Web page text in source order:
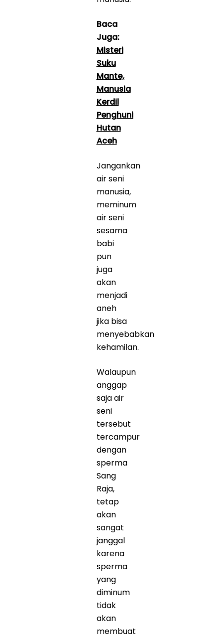
Baca
Juga:
Misteri
Suku
Mante,
Manusia
Kerdil
Penghuni
Hutan
Aceh
Jangankan
air seni
manusia,
meminum
air seni
sesama
babi
pun
juga
akan
menjadi
aneh
jika bisa
menyebabkan
kehamilan.
Walaupun
anggap
saja air
seni
tersebut
tercampur
dengan
sperma
Sang
Raja,
tetap
akan
sangat
janggal
karena
sperma
yang
diminum
tidak
akan
membuat